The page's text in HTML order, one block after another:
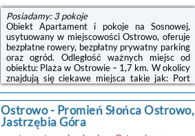
Posiadamy: 3 pokoje
Obiekt Apartament i pokoje na Sosnowej,
usytuowany w miejscowości Ostrowo, oferuje
bezpłatne rowery, bezpłatny prywatny parking
oraz ogród. Odległość ważnych miejsc od
obiektu: Plaża w Ostrowie – 1,7 km. W okolicy
znajdują się ciekawe miejsca takie jak: Port
Gdynia ( 47 km), Dworzec kolejowy ( 48 km),
Stocznia Gdynia ( 50 km). W obiekcie
zapewniono wspólną kuchnię oraz bezpłatne
Wi-Fi we wszystkich pomieszczeniach.W
każdym pokoju w obiekcie znajduje się szafa,
Ostrowo- Promień Słońca Ostrowo,
Jastrzębia Góra